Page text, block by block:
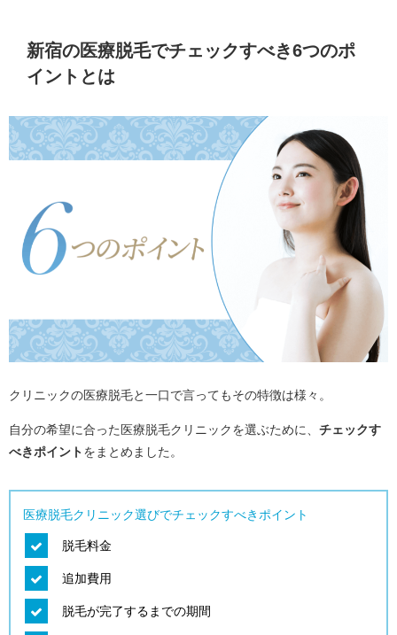
新宿の医療脱毛でチェックすべき6つのポ
イントとは
クリニックの医療脱毛と一口で言ってもその特徴は様々。
自分の希望に合った医療脱毛クリニックを選ぶために、 チェックす
べきポイントをまとめました。
医療脱毛クリニック選びでチェックすべきポイント
脱毛料金
追加費用
脱毛が完了するまでの期間